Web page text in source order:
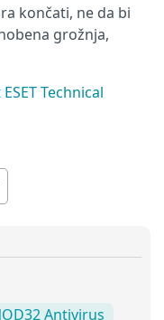
končati, ne da bi
grožnja,
Technical
Antivirus